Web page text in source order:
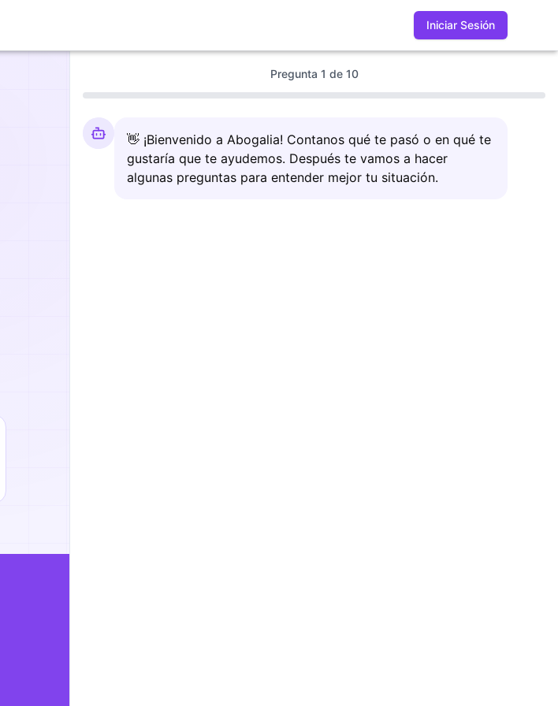
Iniciar Sesión
Pregunta 1 de 10
👋 ¡Bienvenido a Abogalia! Contanos qué te pasó o en qué te
gustaría que te ayudemos. Después te vamos a hacer
algunas preguntas para entender mejor tu situación.